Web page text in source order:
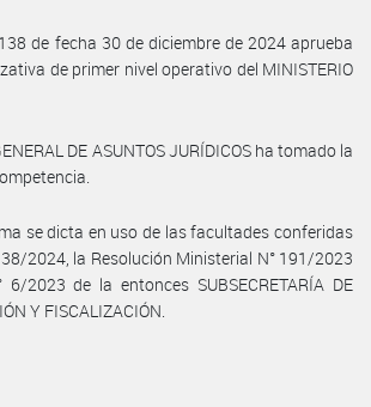
de fecha 30 de diciembre de 2024 aprueba
de primer nivel operativo del MINISTERIO
DE ASUNTOS JURÍDICOS ha tomado la
se dicta en uso de las facultades conferidas
2024, la Resolución Ministerial N° 191/2023
2023 de la entonces SUBSECRETARÍA DE
Y FISCALIZACIÓN.